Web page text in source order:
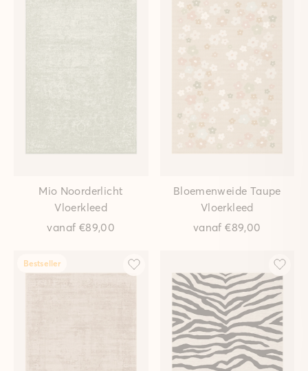
Mio Noorderlicht
Vloerkleed
vanaf €89,00
Bloemenweide Taupe
Vloerkleed
vanaf€89,00
Bestseller